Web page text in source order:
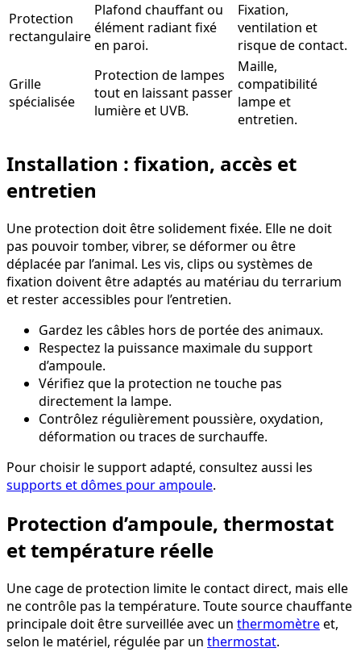
Protection
rectangulaire
Plafond chauffant ou
élément radiant fixé
en paroi.
Fixation,
ventilation et
risque de contact.
Grille
spécialisée
Protection de lampes
tout en laissant passer
lumière et UVB.
Maille,
compatibilité
lampe et
entretien.
Installation : fixation, accès et
entretien
Une protection doit être solidement fixée. Elle ne doit
pas pouvoir tomber, vibrer, se déformer ou être
déplacée par l’animal. Les vis, clips ou systèmes de
fixation doivent être adaptés au matériau du terrarium
et rester accessibles pour l’entretien.
Gardez les câbles hors de portée des animaux.
Respectez la puissance maximale du support
d’ampoule.
Vérifiez que la protection ne touche pas
directement la lampe.
Contrôlez régulièrement poussière, oxydation,
déformation ou traces de surchauffe.
Pour choisir le support adapté, consultez aussi les
supports et dômes pour ampoule.
Protection d’ampoule, thermostat
et température réelle
Une cage de protection limite le contact direct, mais elle
ne contrôle pas la température. Toute source chauffante
principale doit être surveillée avec un thermomètreet,
selon le matériel, régulée par un thermostat.